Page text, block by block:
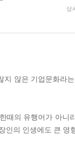
상
지 않은 기업문화라
때의 유행어가 아
인의 인생에도 큰 영